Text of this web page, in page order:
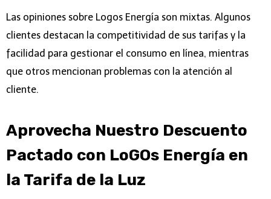
Las opiniones sobre Logos Energía son mixtas. Algunos
clientes destacan la competitividad de sus tarifas y la
facilidad para gestionar el consumo en línea, mientras
que otros mencionan problemas con la atención al
cliente.
Aprovecha Nuestro Descuento
Pactado con LoGOs Energía en
la Tarifa de la Luz